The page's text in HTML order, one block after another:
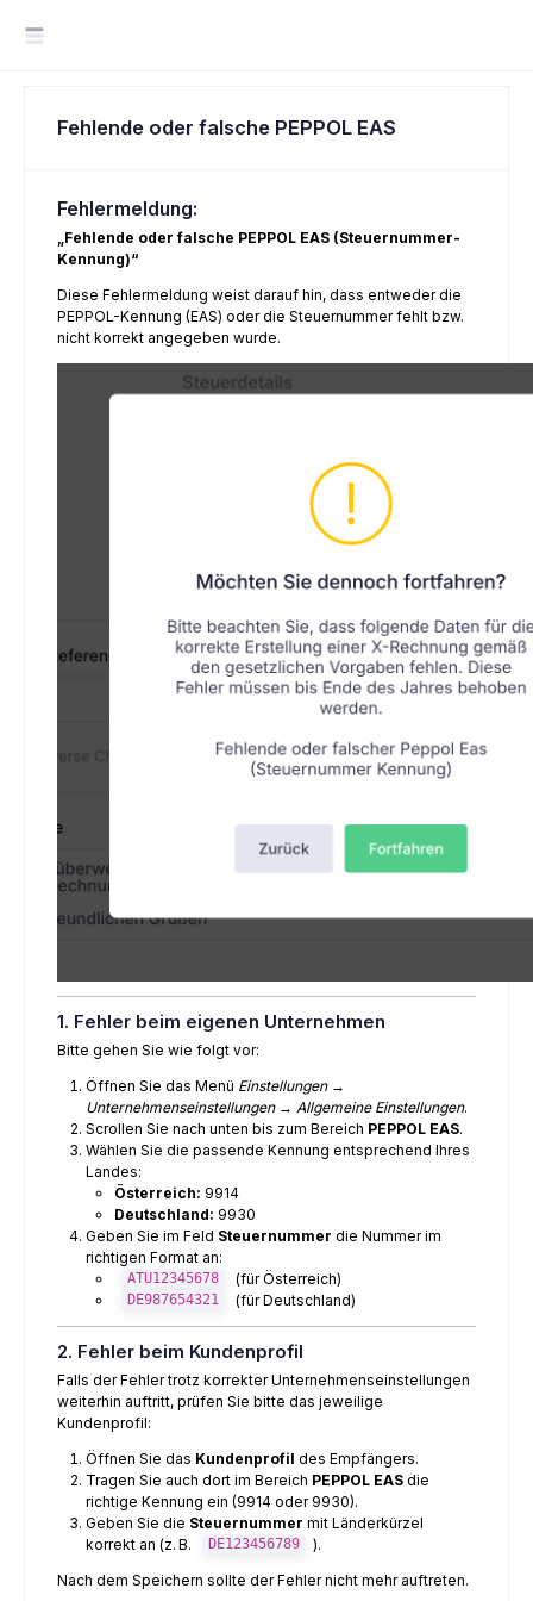
Fehlende oder falsche PEPPOL EAS
Fehlermeldung:
„Fehlende oder falsche PEPPOL EAS (Steuernummer-
Kennung)“
Diese Fehlermeldung weist darauf hin, dass entweder die
PEPPOL-Kennung (EAS) oder die Steuernummer fehlt bzw.
nicht korrekt angegeben wurde.
1. Fehler beim eigenen Unternehmen
Bitte gehen Sie wie folgt vor:
Öffnen Sie das Menü Einstellungen →
Unternehmenseinstellungen → Allgemeine Einstellungen.
Scrollen Sie nach unten bis zum Bereich PEPPOL EAS.
Wählen Sie die passende Kennung entsprechend Ihres
Landes:
Österreich: 9914
Deutschland: 9930
Geben Sie im Feld Steuernummer die Nummer im
richtigen Format an:
ATU12345678 (für Österreich)
DE987654321 (für Deutschland)
2. Fehler beim Kundenprofil
Falls der Fehler trotz korrekter Unternehmenseinstellungen
weiterhin auftritt, prüfen Sie bitte das jeweilige
Kundenprofil:
Öffnen Sie das Kundenprofil des Empfängers.
Tragen Sie auch dort im Bereich PEPPOL EAS die
richtige Kennung ein (9914 oder 9930).
Geben Sie die Steuernummer mit Länderkürzel
korrekt an (z. B.
DE123456789
).
Nach dem Speichern sollte der Fehler nicht mehr auftreten.